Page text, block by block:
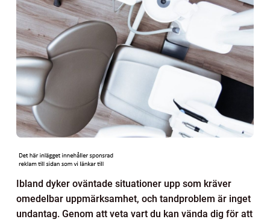
Ibland dyker oväntade situationer upp som kräver
omedelbar uppmärksamhet, och tandproblem är inget
undantag. Genom att veta vart du kan vända dig för att